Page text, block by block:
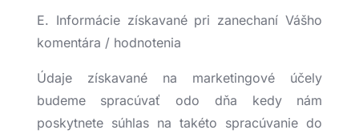
E. Informácie získavané pri zanechaní Vášho
komentára / hodnotenia
Údaje získavané na marketingové účely
budeme spracúvať odo dňa kedy nám
poskytnete súhlas na takéto spracúvanie do